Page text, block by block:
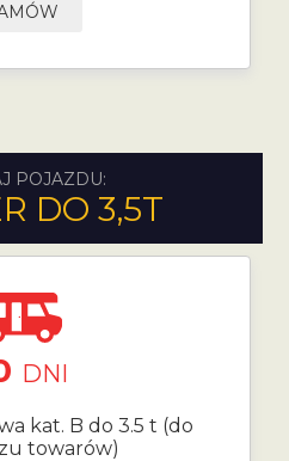
POJAZDU:
DO 3,5T
DNI
kat. B do 3.5 t (do
towarów)